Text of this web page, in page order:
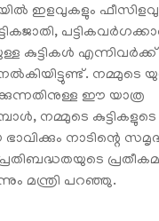
ഇളവുകളും
കുട്ടികൾ എന്നിവർക്ക്
നമ്മുടെ
ഈ യാത്ര
നമ്മുടെ കുട്ടികളുടെ
നാടിന്റെ
പ്രതിബദ്ധതയുടെ
മന്ത്രി പറഞ്ഞു.